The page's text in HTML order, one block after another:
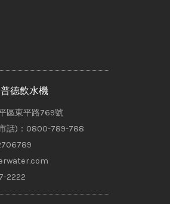
德飲水機
區東平路769號
話)：0800-789-788
2222